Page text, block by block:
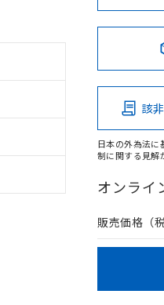
該
日本の外為法に
制に関する見解
オンライ
販売価格（税